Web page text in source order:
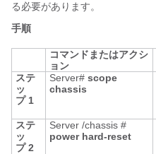
る必要があります。
手順
コマンドまたはアクシ
ョン
ステ
ッ
プ 1
Server# scope
chassis
ステ
ッ
プ 2
Server /chassis #
power hard-reset